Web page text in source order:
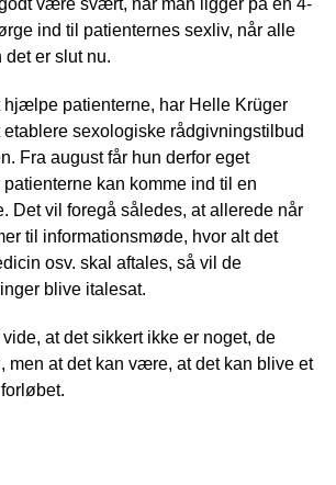
ind til patienternes sexliv, når alle
det er slut nu.
hjælpe patienterne, har Helle Krüger
sexologiske rådgivningstilbud
Fra august får hun derfor eget
kan komme ind til en
Det vil foregå således, at allerede når
til informationsmøde, hvor alt det
osv. skal aftales, så vil de
blive italesat.
at det sikkert ikke er noget, de
men at det kan være, at det kan blive et